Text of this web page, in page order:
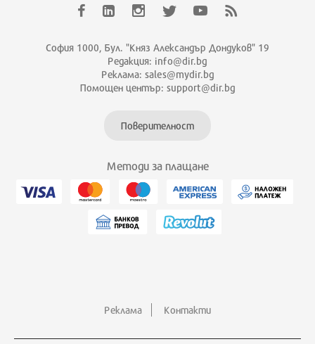
София 1000, Бул. "Княз Александър Дондуков" 19
Редакция: info@dir.bg
Реклама: sales@mydir.bg
Помощен център: support@dir.bg
Поверителност
Методи за плащане
Реклама Контакти